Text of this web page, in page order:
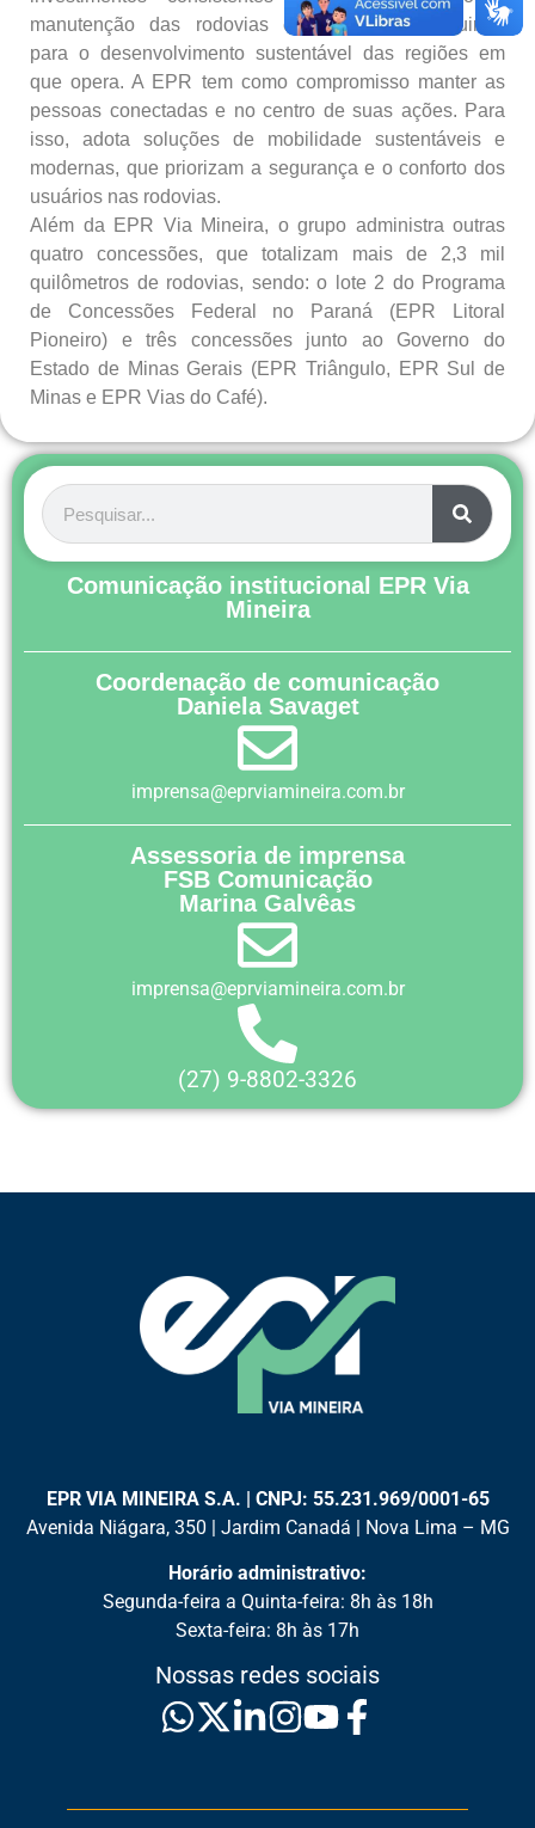
Comunicação institucional EPR Via
Mineira
Coordenação de comunicação
Daniela Savaget
imprensa@eprviamineira.com.br
Assessoria de imprensa
FSB Comunicação
Marina Galvêas
imprensa@eprviamineira.com.br
(27) 9-8802-3326
manutenção das rodovias concedidas, contribuindo
para o desenvolvimento sustentável das regiões em
que opera. A EPR tem como compromisso manter as
pessoas conectadas e no centro de suas ações. Para
isso, adota soluções de mobilidade sustentáveis e
modernas, que priorizam a segurança e o conforto dos
usuários nas rodovias.
Além da EPR Via Mineira, o grupo administra outras
quatro concessões, que totalizam mais de 2,3 mil
quilômetros de rodovias, sendo: o lote 2 do Programa
de Concessões Federal no Paraná (EPR Litoral
Pioneiro) e três concessões junto ao Governo do
Estado de Minas Gerais (EPR Triângulo, EPR Sul de
Minas e EPR Vias do Café).
EPR VIA MINEIRA S.A. | CNPJ: 55.231.969/0001-65
Avenida Niágara, 350 | Jardim Canadá | Nova Lima – MG
Horário administrativo:
Segunda-feira a Quinta-feira: 8h às 18h
Sexta-feira: 8h às 17h
Nossas redes sociais